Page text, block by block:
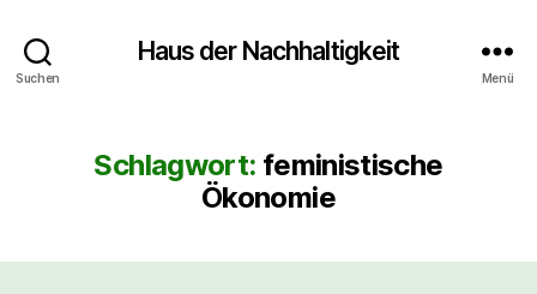
Suchen
Haus der Nachhaltigkeit
Menü
Schlagwort: feministische
Ökonomie